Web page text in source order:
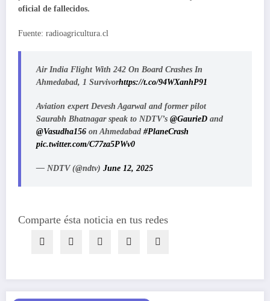
oficial de fallecidos.
Fuente: radioagricultura.cl
Air India Flight With 242 On Board Crashes In
Ahmedabad, 1 Survivorhttps://t.co/94WXanhP91
Aviation expert Devesh Agarwal and former pilot
Saurabh Bhatnagar speak to NDTV’s @GaurieD and
@Vasudha156 on Ahmedabad #PlaneCrash
pic.twitter.com/C77za5PWv0
— NDTV (@ndtv) June 12, 2025
Comparte ésta noticia en tus redes